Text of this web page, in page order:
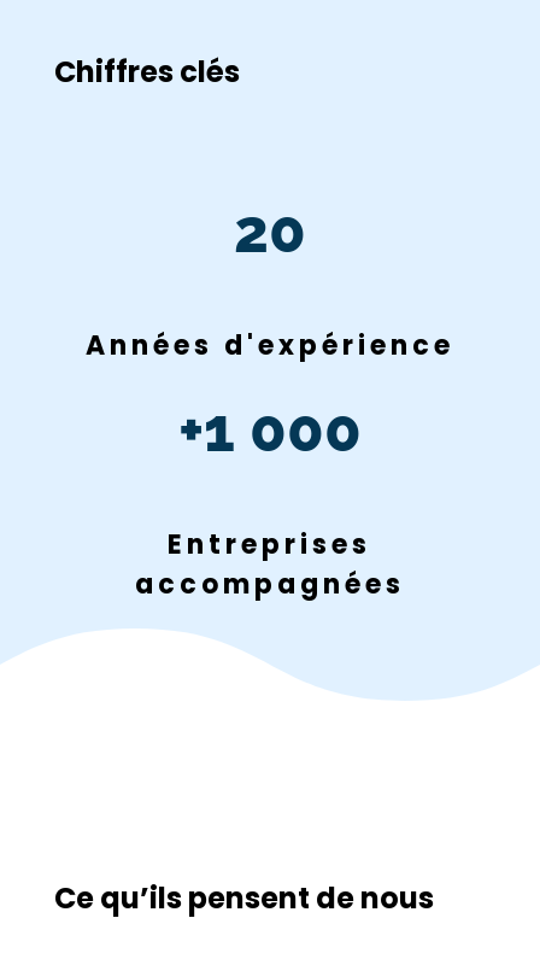
Chiffres clés
20
Années d'expérience
+1 000
Entreprises
accompagnées
Ce qu’ils pensent de nous